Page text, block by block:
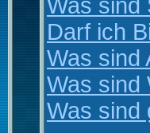
Was sind
Darf ich
Was sind
Was sind
Was sind